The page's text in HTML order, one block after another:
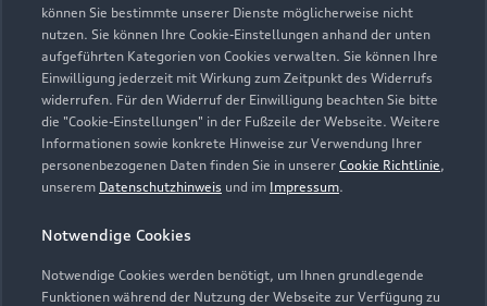
können Sie bestimmte unserer Dienste möglicherweise nicht
nutzen. Sie können Ihre Cookie-Einstellungen anhand der unten
aufgeführten Kategorien von Cookies verwalten. Sie können Ihre
Einwilligung jederzeit mit Wirkung zum Zeitpunkt des Widerrufs
widerrufen. Für den Widerruf der Einwilligung beachten Sie bitte
die "Cookie-Einstellungen" in der Fußzeile der Webseite. Weitere
Informationen sowie konkrete Hinweise zur Verwendung Ihrer
personenbezogenen Daten finden Sie in unserer Cookie Richtlinie,
unserem Datenschutzhinweis und im Impressum.
Notwendige Cookies
Notwendige Cookies werden benötigt, um Ihnen grundlegende
Funktionen während der Nutzung der Webseite zur Verfügung zu
Zur Inspektion